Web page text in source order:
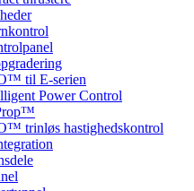
til E-serien
Power Control
trinløs hastighedskontrol